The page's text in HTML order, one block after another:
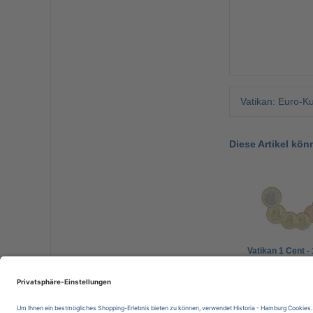
Vatikan: Euro-
Diese Artikel
Vatikan 1 Cent -